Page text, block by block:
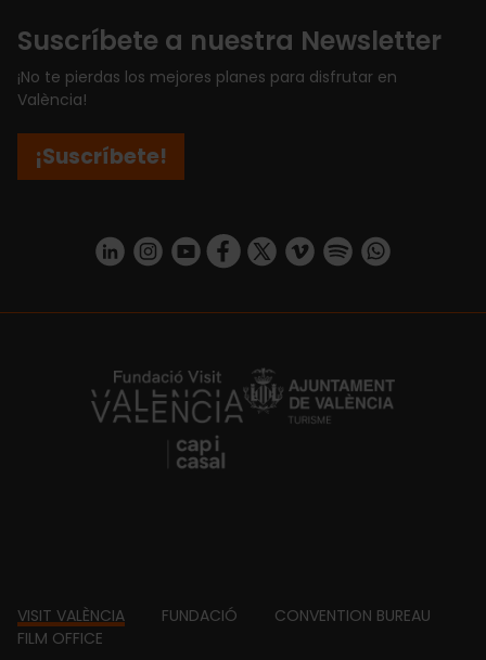
Suscríbete a nuestra Newsletter
¡No te pierdas los mejores planes para disfrutar en
València!
¡Suscríbete!
https://www.linkedin.com/company/turismo-valencia/mycompany/
https://www.instagram.com/visit_valencia/
https://www.youtube.com/user/
https://www.facebook.com/
https://twitter.com/
https://vimeo.com/
https://https://api.whatsapp.com/
https://fundacion.visitvalencia.com/
Footer
VISIT VALÈNCIA FUNDACIÓ
CONVENTION BUREAU
FILM OFFICE